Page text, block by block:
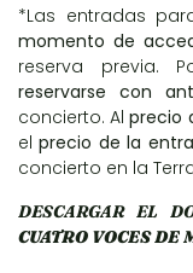
*Las entradas
momento de
reserva previa.
reservarse con
concierto. Alprecio
elprecio de la
concierto en la
DESCARGAR EL
CUATRO VOCES DE